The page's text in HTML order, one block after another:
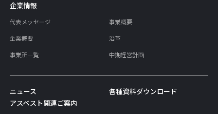
企業情報
代表メッセージ
事業概要
企業概要
沿革
事業所一覧
中期経営計画
ニュース
各種資料ダウンロード
アスベスト関連ご案内